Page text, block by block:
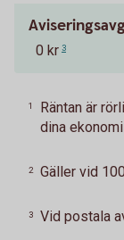
0 kr 3
1
Räntan är
dina
2 Gäller vid
3 Vid postala